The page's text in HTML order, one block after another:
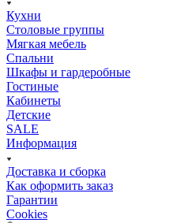
Кухни
Столовые группы
Мягкая мебель
Спальни
Шкафы и гардеробные
Гостиные
Кабинеты
Детские
SALE
Информация
Доставка и сборка
Как оформить заказ
Гapaнтии
Cookies